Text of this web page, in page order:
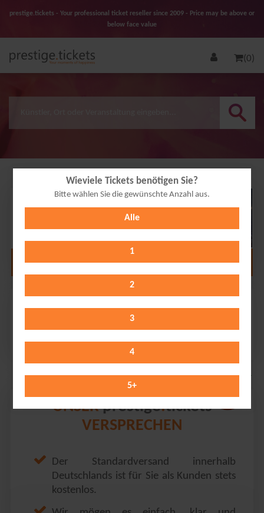
prestige.tickets - Your professional ticket reseller since 2009 - Price may be above or
below face value
(0)
Wieviele Tickets benötigen Sie?
Bitte wählen Sie die gewünschte Anzahl aus.
Alle
1
2
3
4
5+
28
Alle Termine anzeigen
PSD BANK DOME // Düsseldorf
Sunday 28.02.2027
UNSERprestige.tickets
VERSPRECHEN
Der Standardversand innerhalb
Deutschlands ist für Sie als Kunden stets
kostenlos.